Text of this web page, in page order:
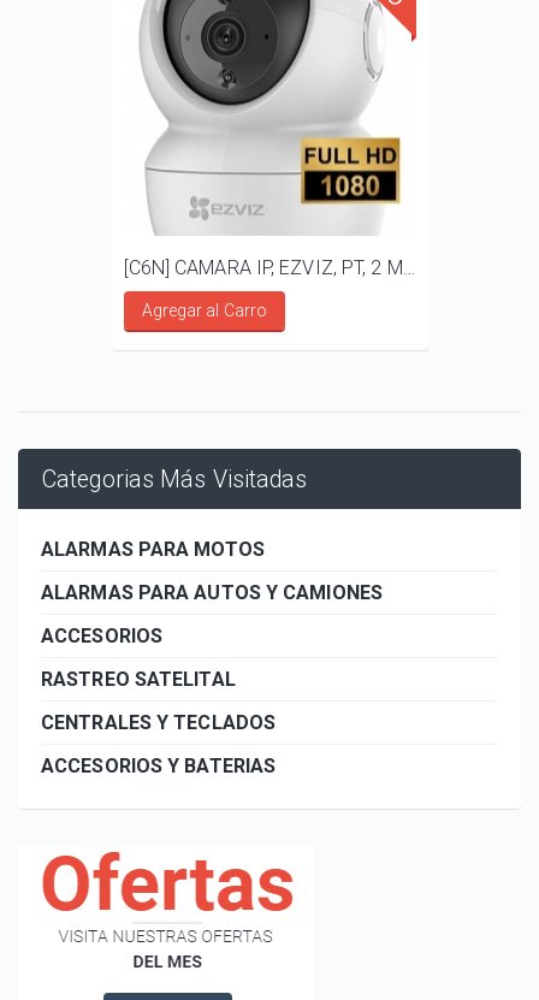
[C6N] CAMARA IP, EZVIZ, PT, 2 MP, AUDIO BIDIRECCIONAL
Agregar al Carro
Categorias Más Visitadas
ALARMAS PARA MOTOS
ALARMAS PARA AUTOS Y CAMIONES
ACCESORIOS
RASTREO SATELITAL
CENTRALES Y TECLADOS
ACCESORIOS Y BATERIAS